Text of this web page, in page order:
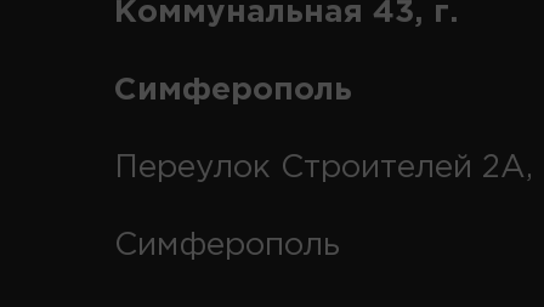
Коммунальная 43, г.
Симферополь
Переулок Строителей 2А,
Симферополь